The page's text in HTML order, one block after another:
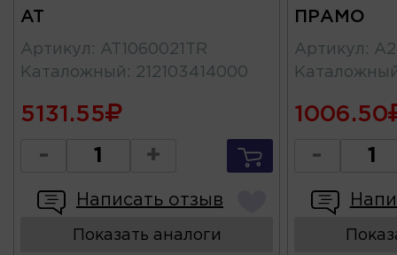
AT
Артикул : AT1060021TR
Каталожный : 212103414000
5131.55
- +
Написать отзыв
Показать аналоги
ПРАМО
Артикул :
1006.50
-